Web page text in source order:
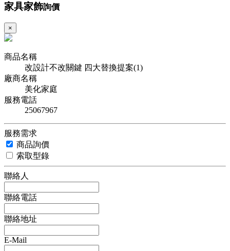
家具家飾詢價
×
商品名稱
改設計不改關鍵 四大替換提案(1)
廠商名稱
美化家庭
服務電話
25067967
服務需求
商品詢價
索取型錄
聯絡人
聯絡電話
聯絡地址
E-Mail